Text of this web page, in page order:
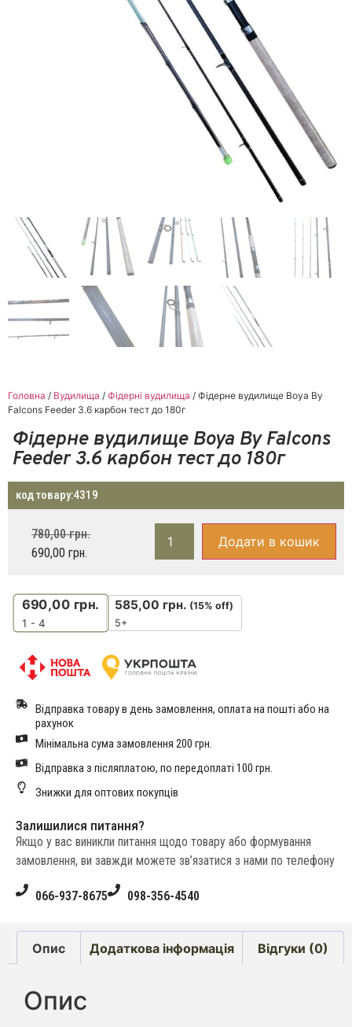
Головна / Вудилища / Фідерні вудилища / Фідерне вудилище Boya By
Falcons Feeder 3.6 карбон тест до 180г
Фідерне вудилище Boya By Falcons
Feeder 3.6 карбон тест до 180г
код товару:4319
780,00грн.
690,00 грн.
Додати в кошик
690,00 грн.
1 - 4
585,00 грн. (15% off)
5+
Відправка товару в день замовлення, оплата на пошті або на
рахунок
Мінімальна сума замовлення 200 грн.
Відправка з післяплатою, по передоплаті 100 грн.
Знижки для оптових покупців
Залишилися питання?
Якщо у вас виникли питання щодо товару або формування
замовлення, ви завжди можете зв’язатися з нами по телефону
066-937-8675 098-356-4540
Опис Додаткова інформація Відгуки (0)
Опис